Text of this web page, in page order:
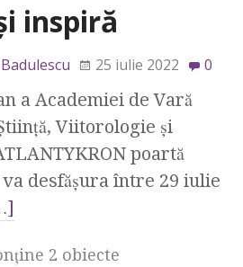
inspiră
25 iulie 2022 0
a Academiei de Vară
Viitorologie și
poartă
desfășura între 29 iulie
2 obiecte